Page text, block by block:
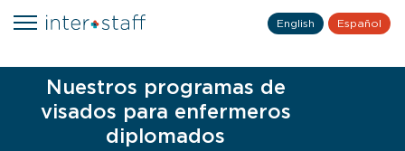
English Español
Nuestros programas de
visados para enfermeros
diplomados